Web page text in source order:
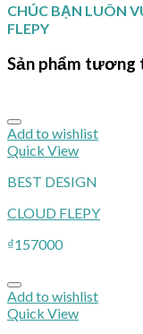
CHÚC BẠN LUÔN
FLEPY
Sản phẩm tương
Add to wishlist
Quick View
BEST DESIGN
CLOUD FLEPY
₫157000
Add to wishlist
Quick View